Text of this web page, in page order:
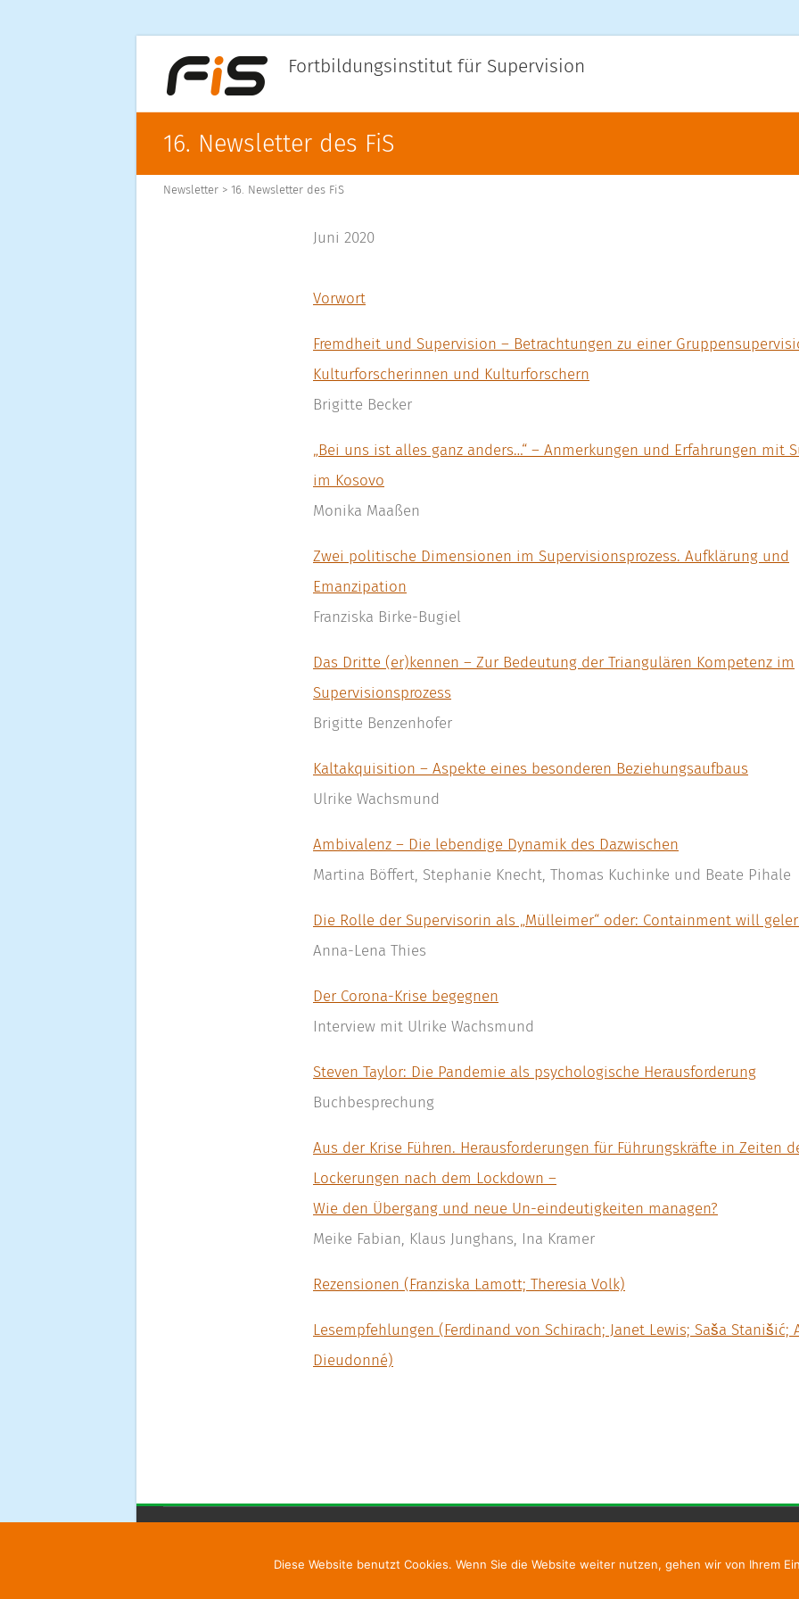
Fortbildungsinstitut für Supervision
16. Newsletter des FiS
Newsletter > 16. Newsletter des FiS
Juni 2020
Vorwort
Fremdheit und Supervision – Betrachtungen zu einer
Kulturforscherinnen und Kulturforschern
Brigitte Becker
„Bei uns ist alles ganz anders…“ – Anmerkungen und Erfahrungen mit
im Kosovo
Monika Maaßen
Zwei politische Dimensionen im Supervisionsprozess. Aufklärung und
Emanzipation
Franziska Birke-Bugiel
Das Dritte (er)kennen – Zur Bedeutung der Triangulären Kompetenz im
Supervisionsprozess
Brigitte Benzenhofer
Kaltakquisition – Aspekte eines besonderen Beziehungsaufbaus
Ulrike Wachsmund
Ambivalenz – Die lebendige Dynamik des Dazwischen
Martina Böffert, Stephanie Knecht, Thomas Kuchinke und Beate Pihale
Die Rolle der Supervisorin als „Mülleimer“ oder: Containment will
Anna-Lena Thies
Der Corona-Krise begegnen
Interview mit Ulrike Wachsmund
Steven Taylor: Die Pandemie als psychologische Herausforderung
Buchbesprechung
Aus der Krise Führen. Herausforderungen für Führungskräfte in Zeiten
Lockerungen nach dem Lockdown –
Wie den Übergang und neue Un-eindeutigkeiten managen?
Meike Fabian, Klaus Junghans, Ina Kramer
Rezensionen (Franziska Lamott; Theresia Volk)
Lesempfehlungen (Ferdinand von Schirach; Janet Lewis; Saša Stanišić;
Dieudonné)
Diese Website benutzt Cookies. Wenn Sie die Website weiter nutzen, gehen wir von Ihrem